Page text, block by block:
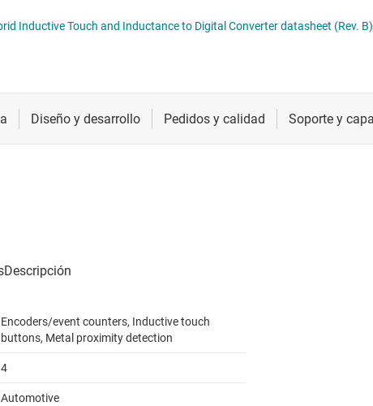
Servicios de chip y oblea
LDC3114-Q1 4-Channel Hybrid Inductive Touch and Inductance to Digital Converter datasheet (Rev. B)
Encoders/event counters, Inductive touch
buttons, Metal proximity detection
4
Automotive